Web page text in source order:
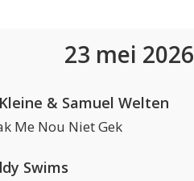
23 mei 2026
& Samuel Welten
Me Nou Niet Gek
Swims